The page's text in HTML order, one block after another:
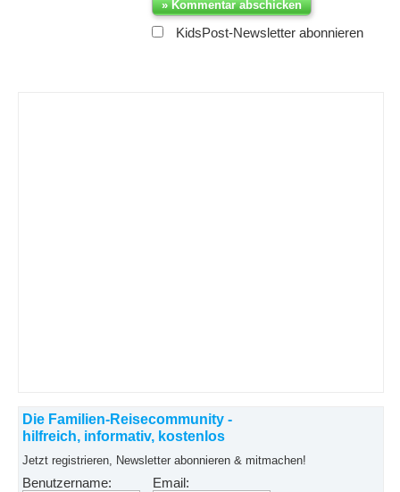
KidsPost-Newsletter abonnieren
Die Familien-Reisecommunity -
hilfreich, informativ, kostenlos
Jetzt registrieren, Newsletter abonnieren & mitmachen!
Benutzername: Email: